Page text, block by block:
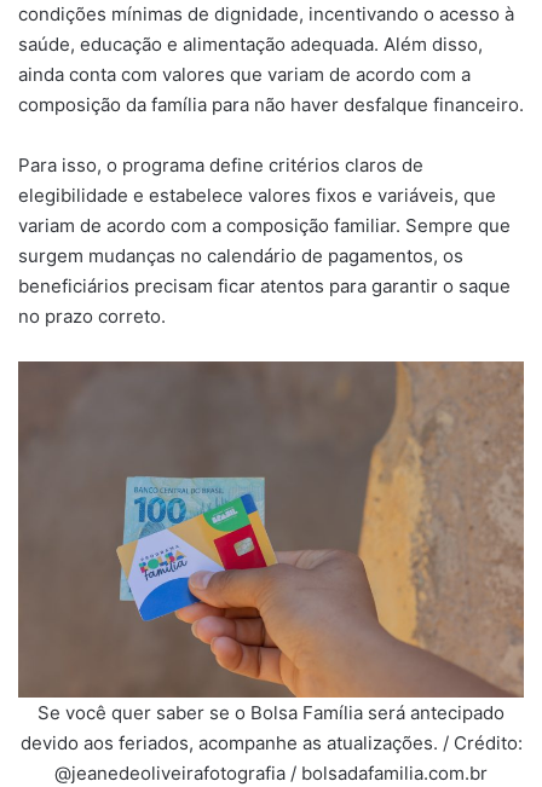
condições mínimas de dignidade, incentivando o acesso à
saúde, educação e alimentação adequada. Além disso,
ainda conta com valores que variam de acordo com a
composição da família para não haver desfalque financeiro.
Para isso, o programa define critérios claros de
elegibilidade e estabelece valores fixos e variáveis, que
variam de acordo com a composição familiar. Sempre que
surgem mudanças no calendário de pagamentos, os
beneficiários precisam ficar atentos para garantir o saque
no prazo correto.
Se você quer saber se o Bolsa Família será antecipado
devido aos feriados, acompanhe as atualizações. / Crédito:
@jeanedeoliveirafotografia / bolsadafamilia.com.br